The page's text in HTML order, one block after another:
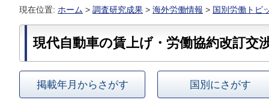
現在位置: ホーム > 調査研究成果 > 海外労働情報 > 国別労働トピ
現代自動車の賃上げ・労働協約改訂交
掲載年月からさがす 国別にさがす